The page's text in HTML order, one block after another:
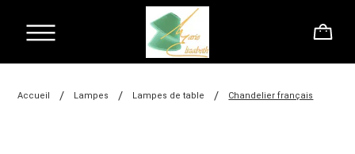
Accueil / Lampes / Lampes de table / Chandelier français